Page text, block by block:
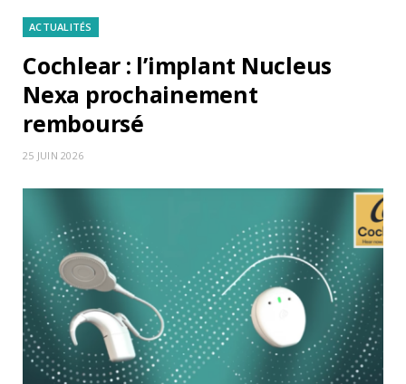
ACTUALITÉS
Cochlear : l’implant Nucleus
Nexa prochainement
remboursé
25 JUIN 2026